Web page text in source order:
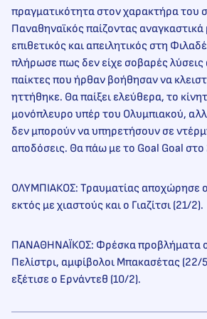
πραγματικότητα στον χαρακτήρα του
Παναθηναϊκός παίζοντας
επιθετικός και απειλητικός στη
πλήρωσε πως δεν είχε σοβαρές λύσεις
παίκτες που ήρθαν βοήθησαν να
ηττήθηκε. Θα παίξει ελεύθερα, το
μονόπλευρο υπέρ του Ολυμπιακού,
δεν μπορούν να υπηρετήσουν σε
αποδόσεις. Θα πάω με το Goal Goal στο
ΟΛΥΜΠΙΑΚΟΣ: Τραυματίας αποχώρησε
εκτός με χιαστούς και ο Γιαζίτσι (21/2).
ΠΑΝΑΘΗΝΑΪΚΟΣ: Φρέσκα προβλήματα
Πελίστρι, αμφίβολοι Μπακασέτας (22/
εξέτισε ο Ερνάντεθ (10/2).